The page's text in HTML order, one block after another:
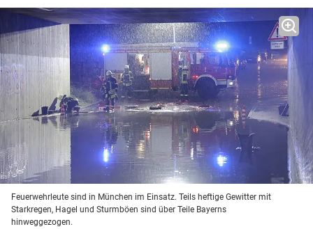
Feuerwehrleute sind in München im Einsatz. Teils heftige Gewitter mit
Starkregen, Hagel und Sturmböen sind über Teile Bayerns
hinweggezogen.